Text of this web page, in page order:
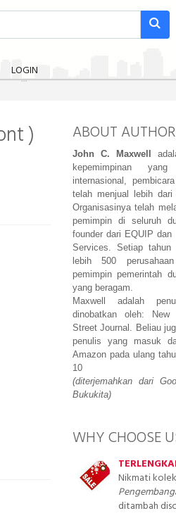
LOGIN
) ABOUT AUTHOR
John C. Maxwell
kepemimpinan
internasional,
telah menjual lebih
Organisasinya telah
pemimpin di seluruh
founder dari EQUIP
Services. Setiap tahun
lebih 500
pemimpin pemerintah
yang beragam.
Maxwell adalah
dinobatkan oleh: New
Street Journal. Beliau
penulis yang masuk
Amazon pada ulang
10
(diterjemahkan dari
Bukukita)
WHY CHOOSE
Nikmati
ditambah